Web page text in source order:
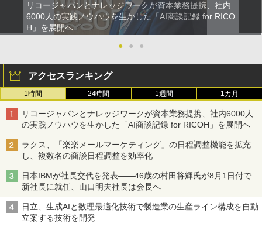
リコージャパンとナレッジワークが資本業務提携、社内
6000人の実践ノウハウを生かした「AI商談記録 for RICO
H」を展開へ
●
● ●
アクセスランキング
1時間 24時間 1週間 1カ月
リコージャパンとナレッジワークが資本業務提携、社内6000人
の実践ノウハウを生かした「AI商談記録 for RICOH」を展開へ
ラクス、「楽楽メールマーケティング」の日程調整機能を拡充
し、複数名の商談日程調整を効率化
日本IBMが社長交代を発表――46歳の村田将輝氏が8月1日付で
新社長に就任、山口明夫社長は会長へ
日立、生成AIと数理最適化技術で製造業の生産ライン構成を自動
立案する技術を開発